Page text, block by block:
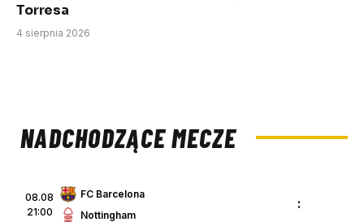
Torresa
4 sierpnia 2026
NADCHODZĄCE MECZE
08.08
21:00
FC Barcelona
Nottingham
: